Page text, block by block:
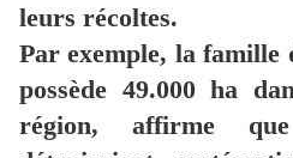
leurs récoltes.
Par exemple, la famille
possède 49.000 ha
région, affirme